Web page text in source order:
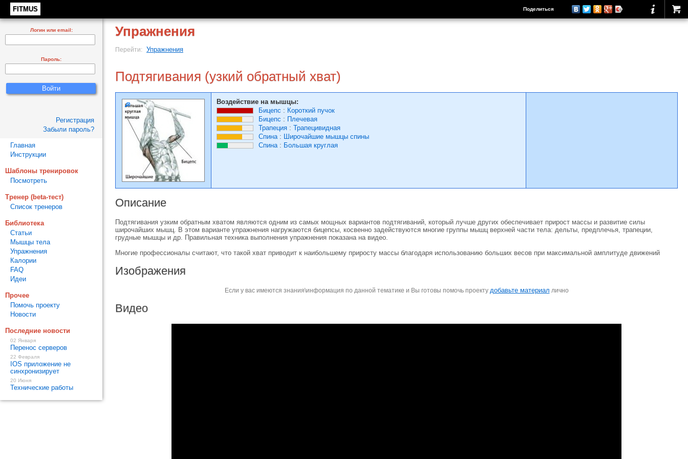
FITMUS Поделиться
Упражнения
Перейти: Упражнения
Подтягивания (узкий обратный хват)
Воздействие на мышцы:
Бицепс : Короткий пучок
Бицепс : Плечевая
Трапеция : Трапецивидная
Спина: Широчайшие мышцы спины
Спина: Большая круглая
Описание
Подтягивания узким обратным хватом являются одним из самых мощных вариантов подтягиваний, который лучше других обеспечивает прирост массы и развитие силы
широчайших мышц. В этом варианте упражнения нагружаются бицепсы, косвенно задействуются многие группы мышц верхней части тела: дельты, предплечья, трапеции,
грудные мышцы и др. Правильная техника выполнения упражнения показана на видео.
Многие профессионалы считают, что такой хват приводит к наибольшему приросту массы благодаря использованию больших весов при максимальной амплитуде движений
Изображения
Если у вас имеются знания\информация по данной тематике и Вы готовы помочь проекту добавьте материал лично
Видео
Логин или email:
Пароль:
Регистрация
Забыли пароль?
Главная
Инструкции
Шаблоны тренировок
Посмотреть
Тренер (beta-тест)
Список тренеров
Библиотека
Статьи
Мышцы тела
Упражнения
Калории
FAQ
Идеи
Прочее
Помочь проекту
Новости
Последние новости
02 Января
Перенос серверов
22 Февраля
IOS приложение не
синхронизирует
20 Июня
Технические работы